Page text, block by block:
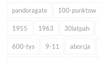
pandoragate 100-punktow
1955 1963 30latpah
600-tys 9-11 aborcja